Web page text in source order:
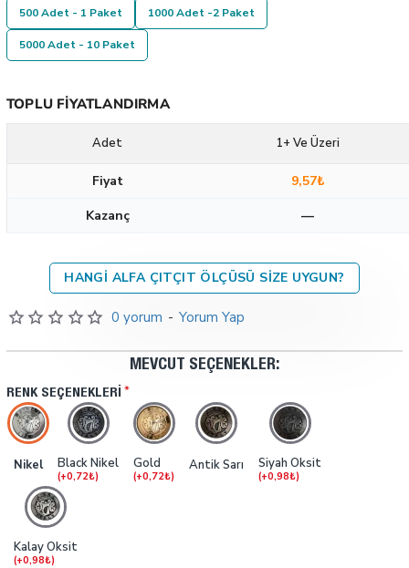
0 yorum - Yorum Yap
500 Adet - 1 Paket 1000 Adet -2 Paket
5000 Adet - 10 Paket
MEVCUT SEÇENEKLER:
RENK SEÇENEKLERI
Nikel Black Nikel
(+0,72₺)
Gold
(+0,72₺)
Antik Sarı Siyah Oksit
(+0,98₺)
Kalay Oksit
(+0,98₺)
TOPLU FIYATLANDIRMA
Adet 1+ Ve Üzeri
Fiyat
9,57₺
Kazanç
—
HANGI ALFA ÇITÇIT ÖLÇÜSÜ SIZE UYGUN?